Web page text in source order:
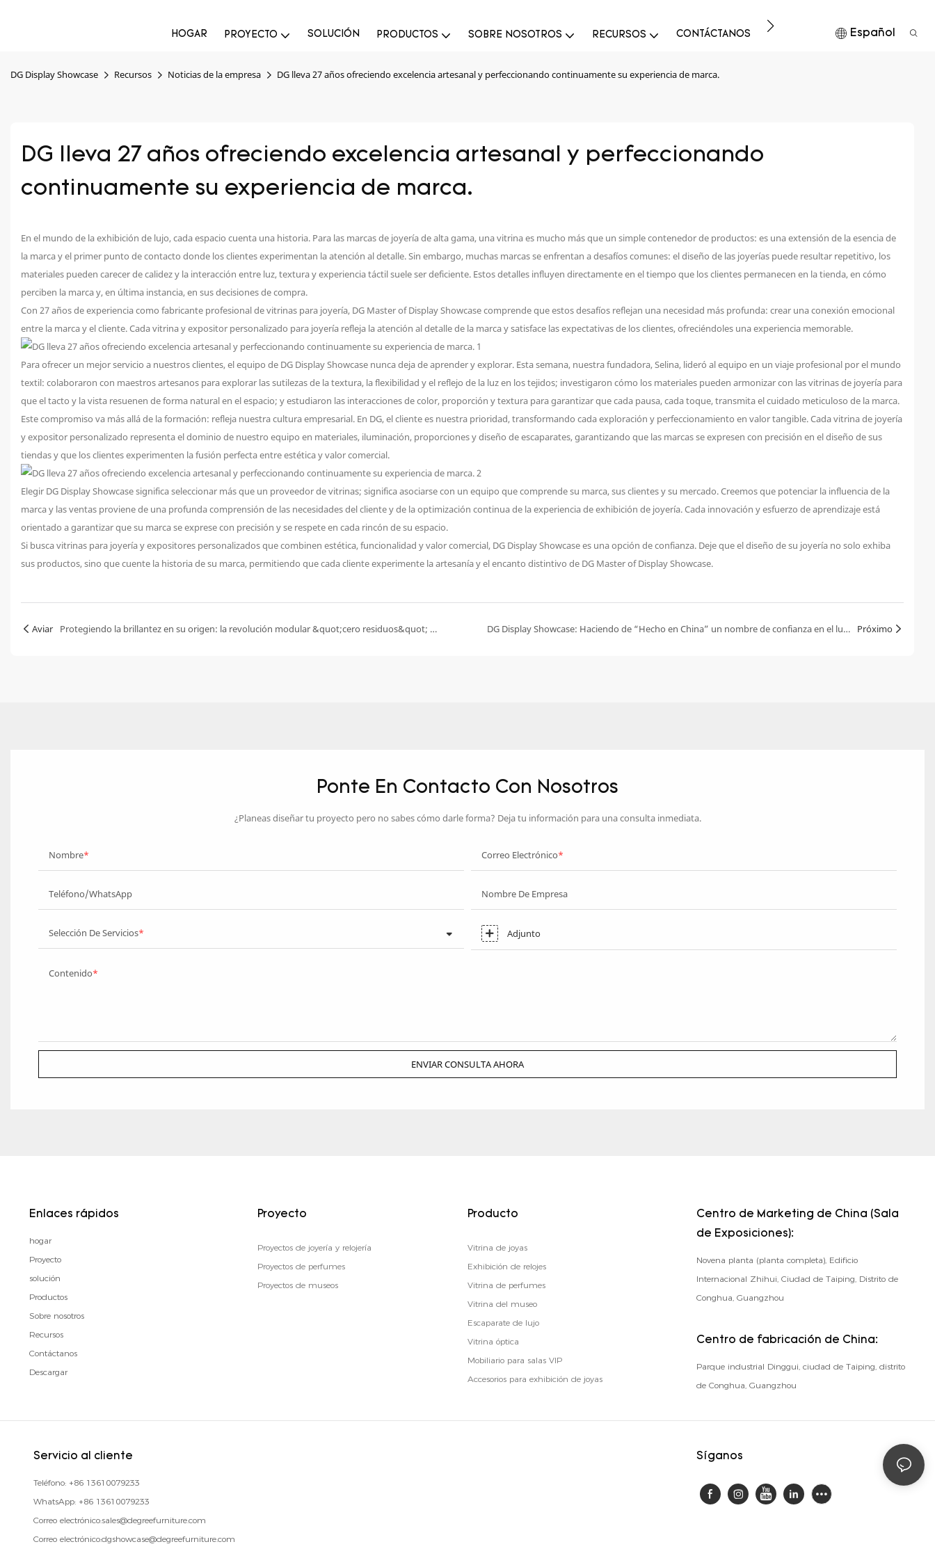
HOGAR PROYECTO SOLUCIÓN PRODUCTOS SOBRE NOSOTROS RECURSOS CONTÁCTANOS DESCARGAR Español
DG Display Showcase Recursos Noticias de la empresa DG lleva 27 años ofreciendo excelencia artesanal y perfeccionando continuamente su experiencia de marca.
DG lleva 27 años ofreciendo excelencia artesanal y perfeccionando
continuamente su experiencia de marca.
En el mundo de la exhibición de lujo, cada espacio cuenta una historia. Para las marcas de joyería de alta gama, una vitrina es mucho más que un simple contenedor de productos: es una extensión de la esencia de
la marca y el primer punto de contacto donde los clientes experimentan la atención al detalle. Sin embargo, muchas marcas se enfrentan a desafíos comunes: el diseño de las joyerías puede resultar repetitivo, los
materiales pueden carecer de calidez y la interacción entre luz, textura y experiencia táctil suele ser deficiente. Estos detalles influyen directamente en el tiempo que los clientes permanecen en la tienda, en cómo
perciben la marca y, en última instancia, en sus decisiones de compra.
Con 27 años de experiencia como fabricante profesional de vitrinas para joyería, DG Master of Display Showcase comprende que estos desafíos reflejan una necesidad más profunda: crear una conexión emocional
entre la marca y el cliente. Cada vitrina y expositor personalizado para joyería refleja la atención al detalle de la marca y satisface las expectativas de los clientes, ofreciéndoles una experiencia memorable.
Para ofrecer un mejor servicio a nuestros clientes, el equipo de DG Display Showcase nunca deja de aprender y explorar. Esta semana, nuestra fundadora, Selina, lideró al equipo en un viaje profesional por el mundo
textil: colaboraron con maestros artesanos para explorar las sutilezas de la textura, la flexibilidad y el reflejo de la luz en los tejidos; investigaron cómo los materiales pueden armonizar con las vitrinas de joyería para
que el tacto y la vista resuenen de forma natural en el espacio; y estudiaron las interacciones de color, proporción y textura para garantizar que cada pausa, cada toque, transmita el cuidado meticuloso de la marca.
Este compromiso va más allá de la formación: refleja nuestra cultura empresarial. En DG, el cliente es nuestra prioridad, transformando cada exploración y perfeccionamiento en valor tangible. Cada vitrina de joyería
y expositor personalizado representa el dominio de nuestro equipo en materiales, iluminación, proporciones y diseño de escaparates, garantizando que las marcas se expresen con precisión en el diseño de sus
tiendas y que los clientes experimenten la fusión perfecta entre estética y valor comercial.
Elegir DG Display Showcase significa seleccionar más que un proveedor de vitrinas; significa asociarse con un equipo que comprende su marca, sus clientes y su mercado. Creemos que potenciar la influencia de la
marca y las ventas proviene de una profunda comprensión de las necesidades del cliente y de la optimización continua de la experiencia de exhibición de joyería. Cada innovación y esfuerzo de aprendizaje está
orientado a garantizar que su marca se exprese con precisión y se respete en cada rincón de su espacio.
Si busca vitrinas para joyería y expositores personalizados que combinen estética, funcionalidad y valor comercial, DG Display Showcase es una opción de confianza. Deje que el diseño de su joyería no solo exhiba
sus productos, sino que cuente la historia de su marca, permitiendo que cada cliente experimente la artesanía y el encanto distintivo de DG Master of Display Showcase.
Aviar Protegiendo la brillantez en su origen: la revolución modular &quot;cero residuos&quot; de DG en joyería sostenible es un ejemplo de ello. DG Display Showcase: Haciendo de “Hecho en China” un nombre de confianza en el lujo global. Próximo
Ponte En Contacto Con Nosotros
¿Planeas diseñar tu proyecto pero no sabes cómo darle forma? Deja tu información para una consulta inmediata.
Nombre Correo Electrónico
Teléfono/WhatsApp Nombre De Empresa
Selección De Servicios Adjunto
Contenido
ENVIAR CONSULTA AHORA
Enlaces rápidos
hogar
Proyecto
solución
Productos
Sobre nosotros
Recursos
Contáctanos
Descargar
Proyecto
Proyectos de joyería y relojería
Proyectos de perfumes
Proyectos de museos
Producto
Vitrina de joyas
Exhibición de relojes
Vitrina de perfumes
Vitrina del museo
Escaparate de lujo
Vitrina óptica
Mobiliario para salas VIP
Accesorios para exhibición de joyas
Centro de Marketing de China (Sala
de Exposiciones):
Novena planta (planta completa), Edificio
Internacional Zhihui, Ciudad de Taiping, Distrito de
Conghua, Guangzhou
Centro de fabricación de China:
Parque industrial Dinggui, ciudad de Taiping, distrito
de Conghua, Guangzhou
Servicio al cliente
Teléfono: +86 13610079233
WhatsApp: +86 13610079233
Correo electrónico:sales@degreefurniture.com
Correo electrónico:dgshowcase@degreefurniture.com
Síganos